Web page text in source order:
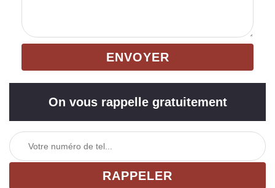
On vous rappelle gratuitement